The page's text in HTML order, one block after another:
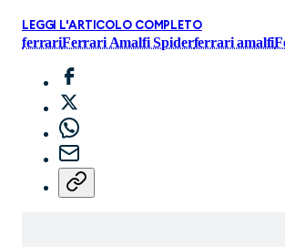
LEGGI L'ARTICOLO COMPLETO
ferrariFerrari Amalfi Spiderferrari amalfi